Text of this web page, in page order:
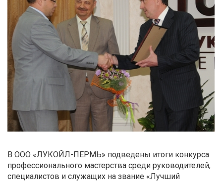
В ООО «ЛУКОЙЛ-ПЕРМЬ» подведены итоги конкурса
профессионального мастерства среди руководителей,
специалистов и служащих на звание «Лучший